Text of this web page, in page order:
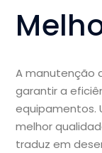
A manutenção
garantir a
equipamentos.
melhor
traduz em